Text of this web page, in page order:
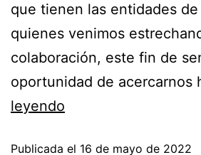
que tienen las entidades
quienes venimos
colaboración, este fin de
oportunidad de acercarnos
leyendo
Publicada el 16 de mayo de 2022